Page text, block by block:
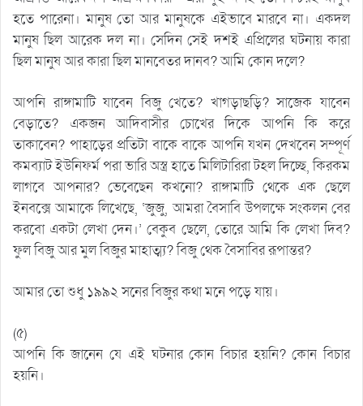
হতে পারেনা। মানুষ তো আর মানুষকে এইভাবে মারবে না। একদল
মানুষ ছিল আরেক দল না। সেদিন সেই দশই এপ্রিলের ঘটনায় কারা
ছিল মানুষ আর কারা ছিল মানবেতর দানব? আমি কোন দলে?
আপনি রাঙ্গামাটি যাবেন বিজু খেতে? খাগড়াছড়ি? সাজেক যাবেন
বেড়াতে? একজন আদিবাসীর চোখের দিকে আপনি কি করে
তাকাবেন? পাহাড়ের প্রতিটা বাকে বাকে আপনি যখন দেখবেন সম্পূর্ণ
কমব্যাট ইউনিফর্ম পরা ভারি অস্ত্র হাতে মিলিটারিরা টহল দিচ্ছে, কিরকম
লাগবে আপনার? ভেবেছেন কখনো? রাঙ্গামাটি থেকে এক ছেলে
ইনবক্সে আমাকে লিখেছে, ‘জুজু, আমরা বৈসাবি উপলক্ষে সংকলন বের
করবো একটা লেখা দেন।’ বেকুব ছেলে, তোরে আমি কি লেখা দিব?
ফুল বিজু আর মুল বিজুর মাহাত্ম্য? বিজু থেক বৈসাবির রূপান্তর?
আমার তো শুধু ১৯৯২ সনের বিজুর কথা মনে পড়ে যায়।
(৫)
আপনি কি জানেন যে এই ঘটনার কোন বিচার হয়নি? কোন বিচার
হয়নি।